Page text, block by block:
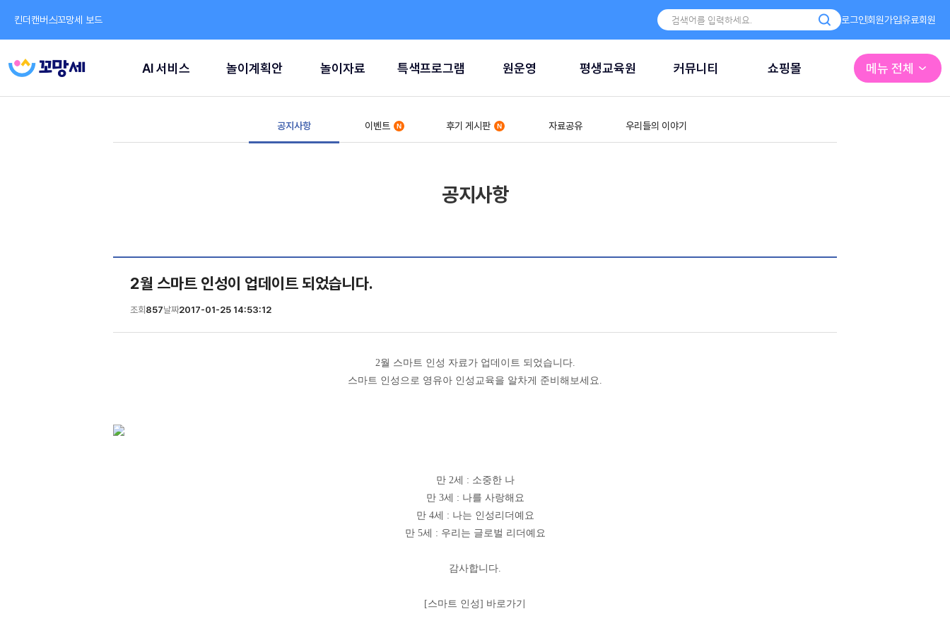
킨더캔버스꼬망세 보드 로그인회원가입유료회원
AI 서비스 놀이계획안 놀이자료 특색프로그램 원운영 평생교육원 커뮤니티 쇼핑몰 메뉴 전체
공지사항 이벤트 후기 게시판 자료공유 우리들의 이야기
공지사항
2월 스마트 인성이 업데이트 되었습니다.
조회 857날짜2017-01-25 14:53:12
2월 스마트 인성 자료가 업데이트 되었습니다.
스마트 인성으로 영유아 인성교육을 알차게 준비해보세요.
만 2세 : 소중한 나
만 3세 : 나를 사랑해요
만 4세 : 나는 인성리더예요
만 5세 : 우리는 글로벌 리더예요
감사합니다.
[스마트 인성] 바로가기